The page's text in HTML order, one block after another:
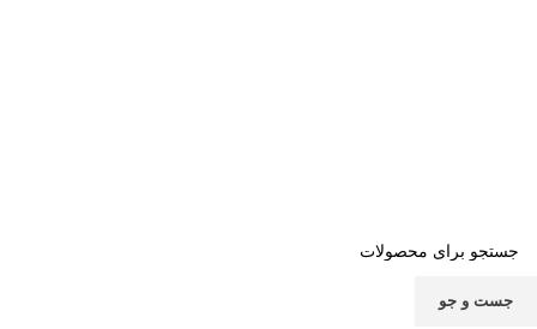
جست و جو